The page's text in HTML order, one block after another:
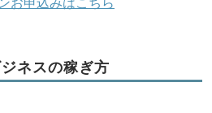
スの稼ぎ方